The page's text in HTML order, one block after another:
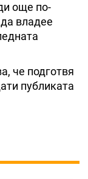
още по-
владее
че подготвя
публиката